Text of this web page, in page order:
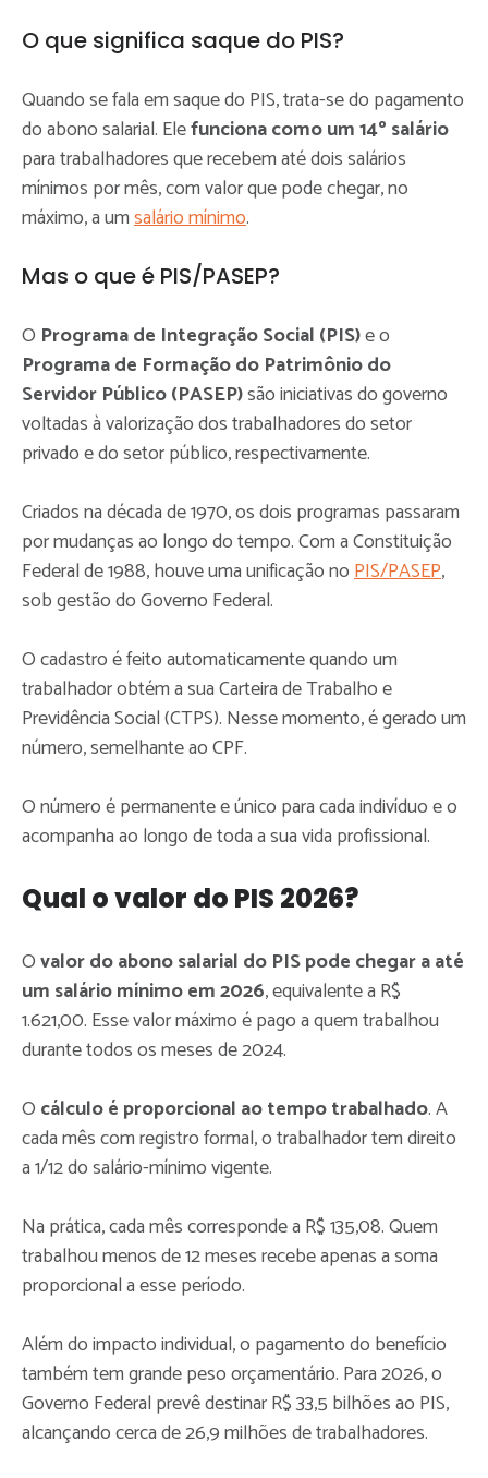
O que significa saque do PIS?
Quando se fala em saque do PIS, trata-se do pagamento
do abono salarial. Elefunciona como um 14º salário
para trabalhadores que recebem até dois salários
mínimos por mês, com valor que pode chegar, no
máximo, a umsalário mínimo.
Mas o que é PIS/PASEP?
O Programa de Integração Social (PIS)e o
Programa de Formação do Patrimônio do
Servidor Público (PASEP)são iniciativas do governo
voltadas à valorização dos trabalhadores do setor
privado e do setor público, respectivamente.
Criados na década de 1970, os dois programas passaram
por mudanças ao longo do tempo. Com a Constituição
Federal de 1988, houve uma unificação noPIS/PASEP,
sob gestão do Governo Federal.
O cadastro é feito automaticamente quando um
trabalhador obtém a sua Carteira de Trabalho e
Previdência Social (CTPS). Nesse momento, é gerado um
número, semelhante ao CPF.
O número é permanente e único para cada indivíduo e o
acompanha ao longo de toda a sua vida profissional.
Qual o valor do PIS 2026?
Ovalor do abono salarial do PIS pode chegar a até
um salário mínimo em 2026, equivalente a R$
1.621,00. Esse valor máximo é pago a quem trabalhou
durante todos os meses de 2024.
O cálculo é proporcional ao tempo trabalhado. A
cada mês com registro formal, o trabalhador tem direito
a 1/12 do salário-mínimo vigente.
Na prática, cada mês corresponde a R$ 135,08. Quem
trabalhou menos de 12 meses recebe apenas a soma
proporcional a esse período.
Além do impacto individual, o pagamento do benefício
também tem grande peso orçamentário. Para 2026, o
Governo Federal prevê destinar R$ 33,5 bilhões ao PIS,
alcançando cerca de 26,9 milhões de trabalhadores.